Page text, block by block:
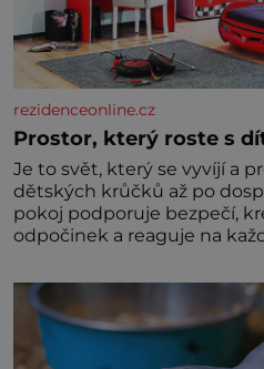
rezidenceonline.cz
Prostor, který roste s
Je to svět, který se vyvíjí a
dětských krůčků až po
pokoj podporuje bezpečí,
odpočinek a reaguje na
jednoduchost, měkkost a
miminka měl působit
Předškolní věk je